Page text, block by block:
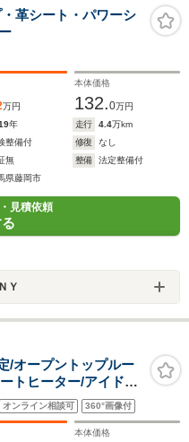
革シート・パワーシ
万円
本体価格
132.0万円
年 走行 4.4万km
整備付 修復
なし
無 整備
法定整備付
県藤岡市
見積依頼
Ｙ
オープントップルー
トヒーター/アイドリ
ート/オートエアコン/
車載機/レザーシー
オンライン相談可 360°画像付
本体価格